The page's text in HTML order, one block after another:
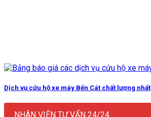
Dịch vụ cứu hộ xe máy Bến Cát chất lượng nhất
NHÂN VIÊN TƯ VẤN 24/24